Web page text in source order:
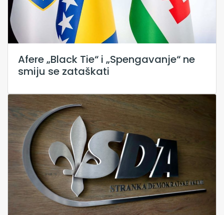
Afere „Black Tie“ i „Spengavanje“ ne
smiju se zataškati